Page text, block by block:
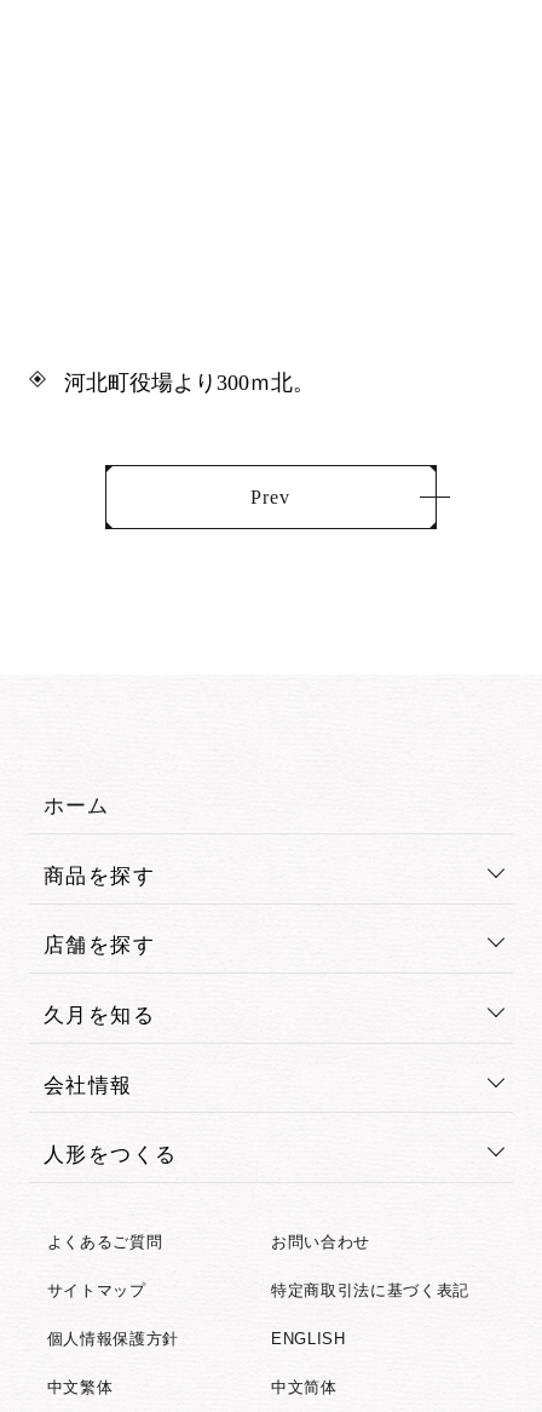
河北町役場より300ｍ北。
Prev
ホーム
商品を探す
店舗を探す
久月を知る
会社情報
人形をつくる
よくあるご質問 お問い合わせ
サイトマップ 特定商取引法に基づく表記
個人情報保護方針 ENGLISH
中文繁体 中文简体